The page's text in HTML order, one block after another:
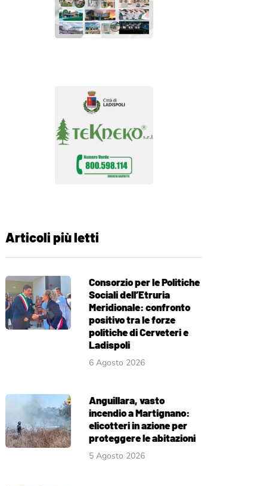
Articoli più letti
Consorzio per le Politiche
Sociali dell’Etruria
Meridionale: confronto
positivo tra le forze
politiche di Cerveteri e
Ladispoli
6 Agosto 2026
Anguillara, vasto
incendio a Martignano:
elicotteri in azione per
proteggere le abitazioni
5 Agosto 2026